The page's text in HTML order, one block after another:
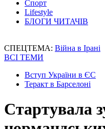
Спорт
Lifestyle
БЛОГИ ЧИТАЧІВ
СПЕЦТЕМА: Війна в Ірані
ВСІ ТЕМИ
Вступ України в ЄС
Теракт в Барселоні
Стартувала